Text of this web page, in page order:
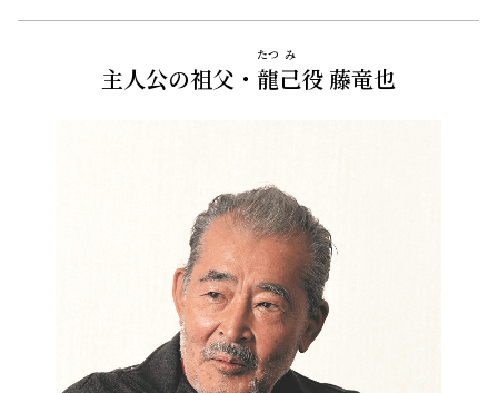
主人公の祖父・ 龍
たつ
己
み
役 藤竜也